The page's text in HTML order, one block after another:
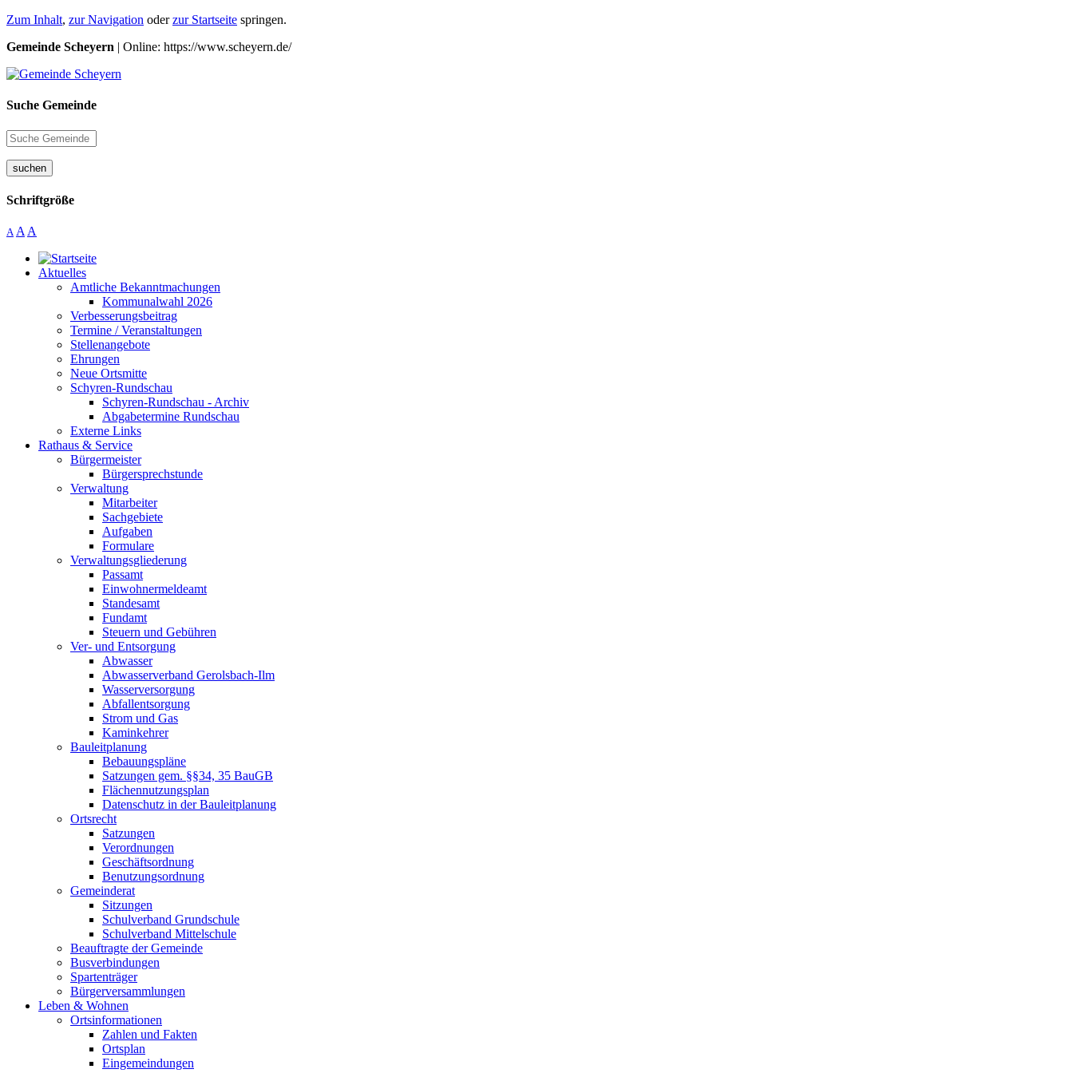
Zum Inhalt, zur Navigation oderzur Startseite springen.
Gemeinde Scheyern | Online: https://www.scheyern.de/
Suche Gemeinde
suchen
Schriftgröße
A A A
Aktuelles
Amtliche Bekanntmachungen
Kommunalwahl 2026
Verbesserungsbeitrag
Termine / Veranstaltungen
Stellenangebote
Ehrungen
Neue Ortsmitte
Schyren-Rundschau
Schyren-Rundschau - Archiv
Abgabetermine Rundschau
Externe Links
Rathaus & Service
Bürgermeister
Bürgersprechstunde
Verwaltung
Mitarbeiter
Sachgebiete
Aufgaben
Formulare
Verwaltungsgliederung
Passamt
Einwohnermeldeamt
Standesamt
Fundamt
Steuern und Gebühren
Ver- und Entsorgung
Abwasser
Abwasserverband Gerolsbach-Ilm
Wasserversorgung
Abfallentsorgung
Strom und Gas
Kaminkehrer
Bauleitplanung
Bebauungspläne
Satzungen gem. §§34, 35 BauGB
Flächennutzungsplan
Datenschutz in der Bauleitplanung
Ortsrecht
Satzungen
Verordnungen
Geschäftsordnung
Benutzungsordnung
Gemeinderat
Sitzungen
Schulverband Grundschule
Schulverband Mittelschule
Beauftragte der Gemeinde
Busverbindungen
Spartenträger
Bürgerversammlungen
Leben & Wohnen
Ortsinformationen
Zahlen und Fakten
Ortsplan
Eingemeindungen